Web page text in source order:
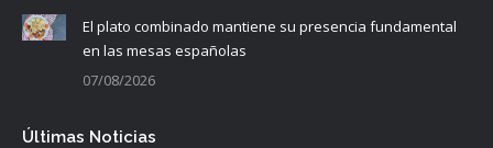
El plato combinado mantiene su presencia fundamental
en las mesas españolas
07/08/2026
Últimas Noticias